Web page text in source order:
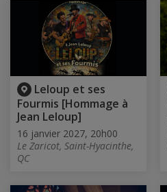
Leloup et ses
Fourmis [Hommage à
Jean Leloup]
16 janvier 2027, 20h00
Le Zaricot, Saint-Hyacinthe,
QC